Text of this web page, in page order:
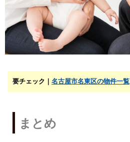
要チェック｜ 名古屋市名東区の物件一覧
まとめ